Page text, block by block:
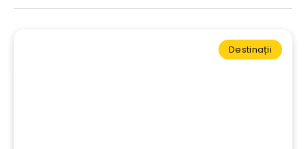
Destinații